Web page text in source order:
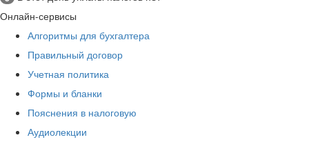
Онлайн-сервисы
Алгоритмы для бухгалтера
Правильный договор
Учетная политика
Формы и бланки
Пояснения в налоговую
Аудиолекции